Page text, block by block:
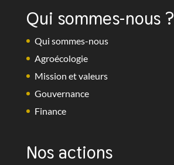
Qui sommes-nous ?
Qui sommes-nous
Agroécologie
Mission et valeurs
Gouvernance
Finance
Nos actions